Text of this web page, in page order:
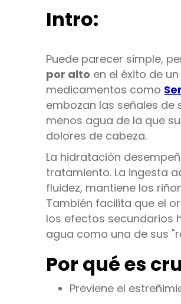
Intro:
Puede parecer simple,
por alto en el éxito de
medicamentos como
embozan las señales
menos agua de la que
dolores de cabeza.
La hidratación
tratamiento. La ingesta
fluidez, mantiene los
También facilita que el
los efectos secundarios
agua como una de sus
Por qué es
Previene el